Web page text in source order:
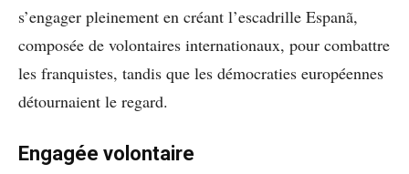
s’engager pleinement en créant l’escadrille Espanã,
composée de volontaires internationaux, pour combattre
les franquistes, tandis que les démocraties européennes
détournaient le regard.
Engagée volontaire